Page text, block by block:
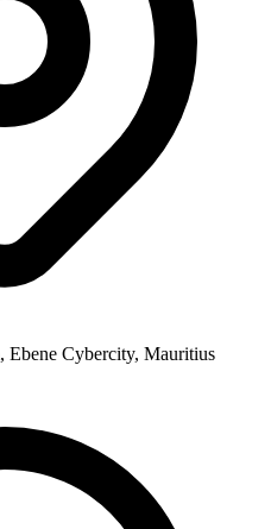
Ebene Cybercity, Mauritius